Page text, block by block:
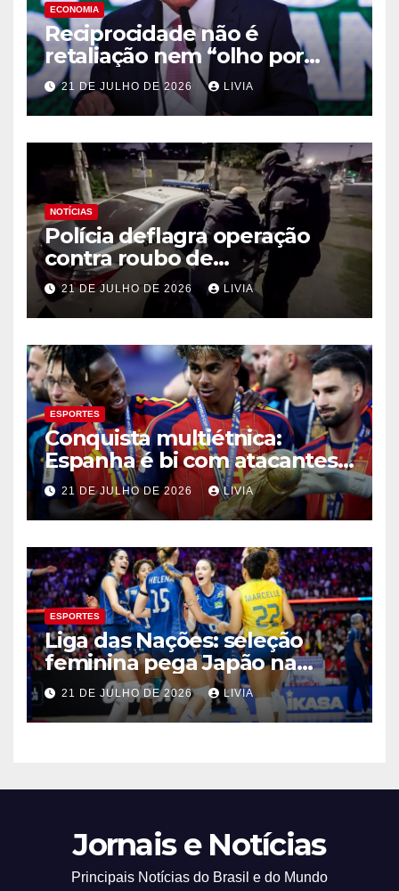
ECONOMIA
Reciprocidade não é
retaliação nem “olho por
olho”, diz Alckmin
21 DE JULHO DE 2026 LIVIA
NOTÍCIAS
Polícia deflagra operação
contra roubo de
medicamentos oncológicos
21 DE JULHO DE 2026 LIVIA
ESPORTES
Conquista multiétnica:
Espanha é bi com atacantes
filhos de imigrantes
21 DE JULHO DE 2026 LIVIA
ESPORTES
Liga das Nações: seleção
feminina pega Japão na
quarta em 1º mata-mata
21 DE JULHO DE 2026 LIVIA
Jornais e Notícias
Principais Notícias do Brasil e do Mundo